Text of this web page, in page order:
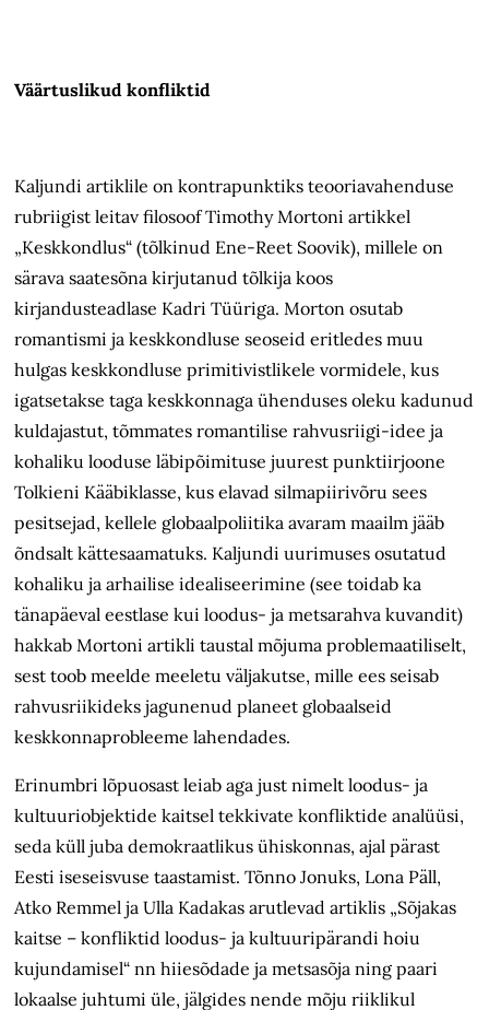
Väärtuslikud konfliktid
Kaljundi artiklile on kontrapunktiks teooriavahenduse
rubriigist leitav filosoof Timothy Mortoni artikkel
„Keskkondlus“ (tõlkinud Ene-Reet Soovik), millele on
särava saatesõna kirjutanud tõlkija koos
kirjandusteadlase Kadri Tüüriga. Morton osutab
romantismi ja keskkondluse seoseid eritledes muu
hulgas keskkondluse primitivistlikele vormidele, kus
igatsetakse taga keskkonnaga ühenduses oleku kadunud
kuldajastut, tõmmates romantilise rahvusriigi-idee ja
kohaliku looduse läbipõimituse juurest punktiirjoone
Tolkieni Kääbiklasse, kus elavad silmapiirivõru sees
pesitsejad, kellele globaalpoliitika avaram maailm jääb
õndsalt kättesaamatuks. Kaljundi uurimuses osutatud
kohaliku ja arhailise idealiseerimine (see toidab ka
tänapäeval eestlase kui loodus- ja metsarahva kuvandit)
hakkab Mortoni artikli taustal mõjuma problemaatiliselt,
sest toob meelde meeletu väljakutse, mille ees seisab
rahvusriikideks jagunenud planeet globaalseid
keskkonnaprobleeme lahendades.
Erinumbri lõpuosast leiab aga just nimelt loodus- ja
kultuuriobjektide kaitsel tekkivate konfliktide analüüsi,
seda küll juba demokraatlikus ühiskonnas, ajal pärast
Eesti iseseisvuse taastamist. Tõnno Jonuks, Lona Päll,
Atko Remmel ja Ulla Kadakas arutlevad artiklis „Sõjakas
kaitse – konfliktid loodus- ja kultuuripärandi hoiu
kujundamisel“ nn hiiesõdade ja metsasõja ning paari
lokaalse juhtumi üle, jälgides nende mõju riiklikul